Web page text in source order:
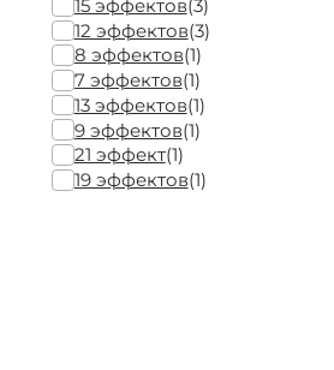
15 эффектов(3)
12 эффектов(3)
8 эффектов(1)
7 эффектов(1)
13 эффектов(1)
9 эффектов(1)
21 эффект(1)
19 эффектов(1)